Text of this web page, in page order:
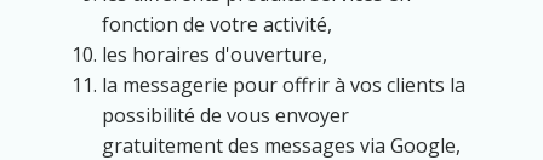
fonction de votre activité,
les horaires d'ouverture,
la messagerie pour offrir à vos clients la
possibilité de vous envoyer
gratuitement des messages via Google,